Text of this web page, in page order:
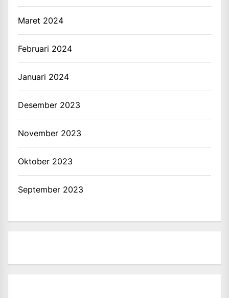
Maret 2024
Februari 2024
Januari 2024
Desember 2023
November 2023
Oktober 2023
September 2023